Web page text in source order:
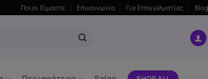
Ποιοι Είμαστε Επικοινωνία Για Επαγγελματίες Blog